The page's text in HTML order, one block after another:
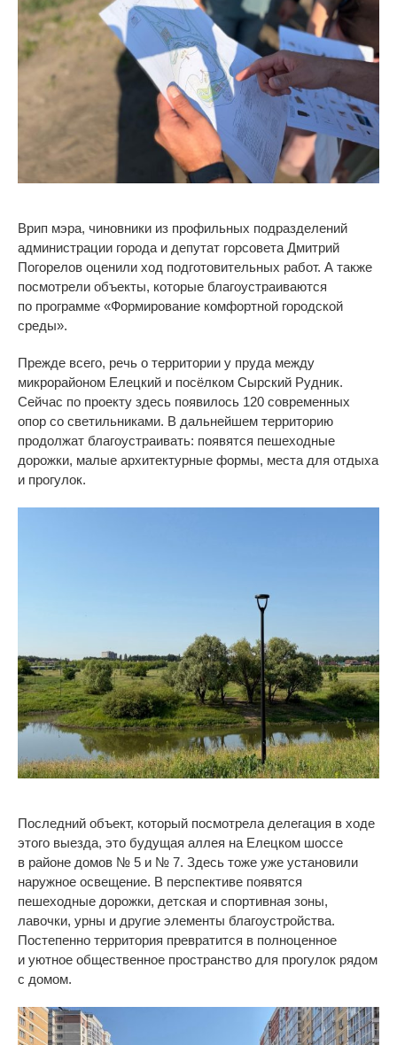
Врип мэра, чиновники из профильных подразделений
администрации города и депутат горсовета Дмитрий
Погорелов оценили ход подготовительных работ. А также
посмотрели объекты, которые благоустраиваются
по программе «Формирование комфортной городской
среды».
Прежде всего, речь о территории у пруда между
микрорайоном Елецкий и посёлком Сырский Рудник.
Сейчас по проекту здесь появилось 120 современных
опор со светильниками. В дальнейшем территорию
продолжат благоустраивать: появятся пешеходные
дорожки, малые архитектурные формы, места для отдыха
и прогулок.
Последний объект, который посмотрела делегация в ходе
этого выезда, это будущая аллея на Елецком шоссе
в районе домов № 5 и № 7. Здесь тоже уже установили
наружное освещение. В перспективе появятся
пешеходные дорожки, детская и спортивная зоны,
лавочки, урны и другие элементы благоустройства.
Постепенно территория превратится в полноценное
и уютное общественное пространство для прогулок рядом
с домом.